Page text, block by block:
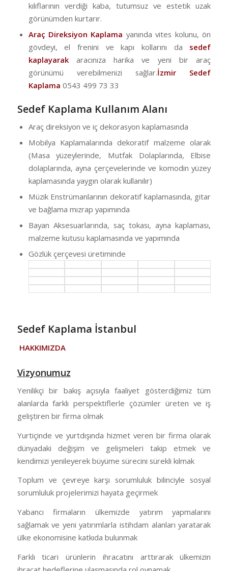
kılıflarının verdiği kaba, tutumsuz ve estetik uzak
görünümden kurtarır.
Araç Direksiyon Kaplama yanında vites kolunu, ön
gövdeyi, el frenini ve kapı kollarını da sedef
kaplayarakaracınıza harika ve yeni bir araç
görünümü verebilmenizi sağlar.İzmir Sedef
Kaplama 0543 499 73 33
Sedef Kaplama Kullanım Alanı
Araç direksiyon ve iç dekorasyon kaplamasında
Mobilya Kaplamalarında dekoratif malzeme olarak
(Masa yüzeylerinde, Mutfak Dolaplarında, Elbise
dolaplarında, ayna çerçevelerinde ve komodin yüzey
kaplamasında yaygın olarak kullanılır)
Müzik Enstrümanlarının dekoratif kaplamasında, gitar
ve bağlama mızrap yapımında
Bayan Aksesuarlarında, saç tokası, ayna kaplaması,
malzeme kutusu kaplamasında ve yapımında
Gözlük çerçevesi üretiminde
Sedef Kaplama İstanbul
HAKKIMIZDA
Vizyonumuz
Yenilikçi bir bakış açısıyla faaliyet gösterdiğimiz tüm
alanlarda farklı perspektiflerle çözümler üreten ve iş
geliştiren bir firma olmak
Yurtiçinde ve yurtdışında hizmet veren bir firma olarak
dünyadaki değişim ve gelişmeleri takip etmek ve
kendimizi yenileyerek büyüme sürecini sürekli kılmak
Toplum ve çevreye karşı sorumluluk bilinciyle sosyal
sorumluluk projelerimizi hayata geçirmek
Yabancı firmaların ülkemizde yatırım yapmalarını
sağlamak ve yeni yatırımlarla istihdam alanları yaratarak
ülke ekonomisine katkıda bulunmak
Farklı ticari ürünlerin ihracatını arttırarak ülkemizin